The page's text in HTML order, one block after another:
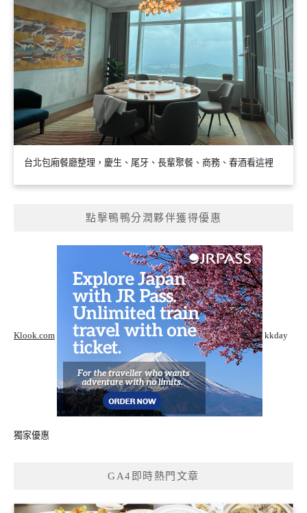
台北包廂餐廳整理，慶生、尾牙、長輩聚餐、商務、春酒看這裡
點擊鴨鴨分潤夥伴獲得優惠
Klook.com kkday
獨家優惠
GA4即時熱門文章